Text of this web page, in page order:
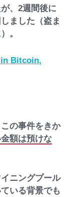
、2週間後に
ました（盗ま
。
Bitcoin,
の事件をきか
金額は預けな
ニングプール
いる背景でも